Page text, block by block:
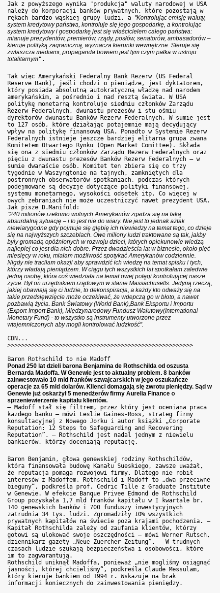
Jak z powyższego wynika "produkcja" waluty narodowej w USA
należy do korporacji banków prywatnych, które pozostają w
rękach bardzo wąskiej grupy ludzi, a "Kontrolując emisję waluty,
system kredytowy państwa, kontroluje się jego gospodarkę, a kontrolując
system kredytowy i gospodarkę jest się właścicielem całego państwa:
mianuje prezydentów, premierów, rządy, posłów, senatorów, ambasadorów –
kieruje polityką zagraniczną, wyznacza kierunki wewnętrzne. Steruje się
zwłaszcza mediami, propaganda bowiem jest tym czym pałka w ustroju
totalitarnym".
Tak więc Amerykański Federalny Bank Rezerw (US Federal
Reserve Bank), jeśli chodzi o pieniądze, jest dyktatorem,
który posiada absolutną autokratyczną władzę nad narodem
amerykańskim, a pośrednio i nad resztą świata. W USA
politykę monetarną kontroluje siedmiu członków Zarządu
Rezerw Federalnych, dwunastu prezesów i stu ośmiu
dyrektorów dwunastu Banków Rezerw Federalnych. W sumie jest
to 127 osób, które działając potajemnie mają decydujący
wpływ na politykę finansową USA. Ponadto w Systemie Rezerw
Federalnych istnieje jeszcze bardziej elitarna grupa zwana
Komitetem Otwartego Rynku (Open Market Comittee). Składa
się ona z siedmiu członków Zarządu Rezerw Federalnych oraz
pięciu z dwunastu prezesów Banków Rezerw Federalnych – w
sumie dwanaście osób. Komitet ten zbiera się co trzy
tygodnie w Waszyngtonie na tajnych, zamkniętych dla
postronnych obserwatorów spotkaniach, podczas których
podejmowane są decyzje dotyczące polityki finansowej,
systemu monetarnego, wysokości odsetek itp. Co więcej w
owych zebraniach nie może uczestniczyć nawet prezydent USA.
Jak pisze D.Manifold:
"240 milionów rzekomo wolnych Amerykanów zgadza się na taką
absurdalną sytuację – i to jest nie do wiary. Nie jest to jednak ażtak
niewiarygodne gdy pojmuje się głębię ich niewiedzy na temat tego, co dzieje
się na najwyższych szczeblach. Owe miliony ludzi traktowane są tak, jakby
były gromadą opóźnionych w rozwoju dzieci, których opiekunowie wiedzą
najlepiej co jest dla nich dobre. Przez dwadzieścia lat w biznesie, około pięć
miesięcy w roku, miałam możliwość spotykać Amerykanów codziennie.
Nigdy nie traciłam okazji aby sprawdzić ich wiedzę na temat spisku i tych,
którzy władają pieniądzem. W ciągu tych wszystkich lat spotkałam zaledwie
jedną osobę, która coś wiedziała na temat owej potęgi kontrolującej nasze
życie. Był on urzędnikiem rządowym w stanie Massachusetts. Jedyną rzeczą,
jakiej obawiają się ci ludzie, to dekonspiracja, a każdy kto odważy się na
takie przedsięwzięcie może oczekiwać, że wdepczą go w błoto, a nawet
pozbawią życia. Bank Światowy (World Bank),Bank Eksportu i Importu
(Export-Import Bank), Międzynarodowy Fundusz Walutowy(Intemational
Monetary Fund) - to wszystko są instrumenty utworzone przez
wtajemniczonych aby mogli kontrolować ludzkość".
CDN...
>>>>>>>>>>>>>>>>>>>>>>>>>>>>>>>>>>>>>>>>>>>>>>>>>>>>>>
Baron Rothschild to nie Madoff
Ponad 250 lat dzieli barona Benjamina de Rothschilda od oszusta
Bernarda Madoffa. W Genewie jest to aktualny problem. 8 banków
zainwestowało 10 mld franków szwajcarskich w jego oszukańcze
operacje za 65 mld dolarów. Klienci domagają się zwrotu pieniędzy. Sąd w
Genewie już oskarżył 5 menedżerów firmy Aurelia Finance o
sprzeniewierzenie kapitału klientów.
– Madoff stał się filtrem, przez który jest oceniana praca
każdego banku – mówi Leslie Gaines-Ross, strateg firmy
konsultacyjnej z Nowego Jorku i autor książki „Corporate
Reputation: 12 Steps to Safeguarding and Recovering
Reputation”. – Rothschild jest nadal jednym z niewielu
bankierów, którzy doceniają reputację.
Baron Benjamin, głowa genewskiej rodziny Rothschildów,
która finansowała budowę Kanału Sueskiego, zawsze uważał,
że reputacja pomaga rozwojowi firmy. Dlatego nie robił
interesów z Madoffem. Rothschild i Madoff to „dwa przeciwne
bieguny”, podkreśla prof. Cedric Tille z Graduate Institute
w Genewie. W efekcie Banque Privee Edmond de Rothschild
Group pozyskała 1,7 mld franków kapitału w I kwartale br.
140 genewskich banków i 700 funduszy inwestycyjnych
zatrudnia 34 tys. ludzi. Zgromadziły 10% wszystkich
prywatnych kapitałów na świecie poza krajami pochodzenia. –
Kapitał Rothschilda zależy od zaufania klientów, którzy
gotowi są ulokować swoje oszczędności – mówi Werner Rutsch,
dziennikarz gazety „Neue Zuercher Zeitung”. – W trudnych
czasach ludzie szukają bezpieczeństwa i osobowości, które
im to zagwarantują.
Rothschild uniknął Madoffa, ponieważ „nie mogliśmy osiągnąć
jasności, której chcieliśmy”, podkreśla Claude Messulam,
który kieruje bankiem od 1994 r. Wskazuje na brak
informacji koniecznych do zainwestowania pieniędzy.